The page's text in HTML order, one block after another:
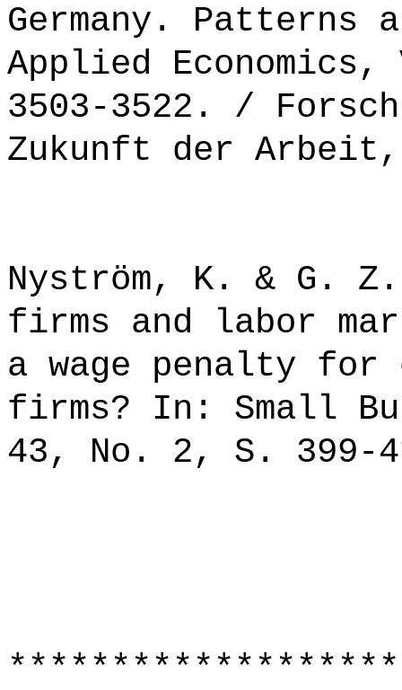
Germany. Patterns
Applied
3503-3522. /
Zukunft der
Nyström, K. & G.
firms and labor
a wage penalty for
firms? In: Small
43, No. 2, S. 399-